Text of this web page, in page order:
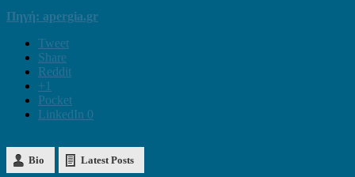
Πηγή: apergia.gr
Tweet
Share
Reddit
+1
Pocket
LinkedIn 0
Bio Latest Posts